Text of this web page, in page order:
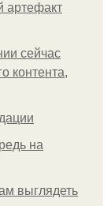
артефакт
сейчас
контента,
на
выглядеть